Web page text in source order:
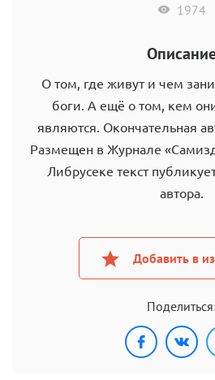
1974
О том, где живут и чем
боги. А ещё о том, кем
являются. Окончательная
Размещен в Журнале
Либрусеке текст
автора.
Добавить в